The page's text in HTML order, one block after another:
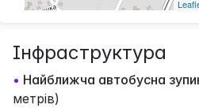
Інфраструктура
• Найближча автобусна
метрів)